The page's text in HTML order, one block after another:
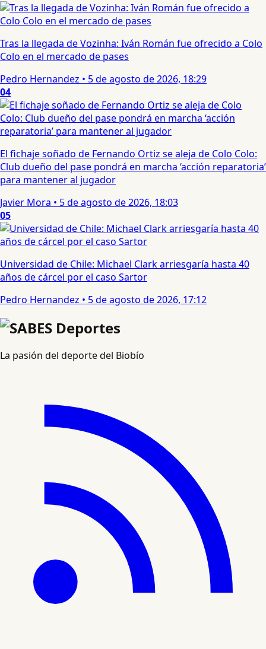
Tras la llegada de Vozinha: Iván Román fue ofrecido a Colo
Colo en el mercado de pases
Pedro Hernandez • 5 de agosto de 2026, 18:29
04
El fichaje soñado de Fernando Ortiz se aleja de Colo Colo:
Club dueño del pase pondrá en marcha ‘acción reparatoria’
para mantener al jugador
Javier Mora • 5 de agosto de 2026, 18:03
05
Universidad de Chile: Michael Clark arriesgaría hasta 40
años de cárcel por el caso Sartor
Pedro Hernandez • 5 de agosto de 2026, 17:12
La pasión del deporte del Biobío